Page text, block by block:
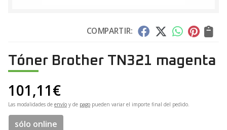
COMPARTIR:
Tóner Brother TN321 magenta
101,11€
Las modalidades de envío y de pago pueden variar el importe final del pedido.
sólo online